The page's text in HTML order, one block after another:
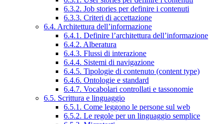
6.3.2. Job stories per definire i contenuti
6.3.3. Criteri di accettazione
6.4. Architettura dell’informazione
6.4.1. Definire l’architettura dell’informazione
6.4.2. Alberatura
6.4.3. Flussi di interazione
6.4.4. Sistemi di navigazione
6.4.5. Tipologie di contenuto (content type)
6.4.6. Ontologie e standard
6.4.7. Vocabolari controllati e tassonomie
6.5. Scrittura e linguaggio
6.5.1. Come leggono le persone sul web
6.5.2. Le regole per un linguaggio semplice